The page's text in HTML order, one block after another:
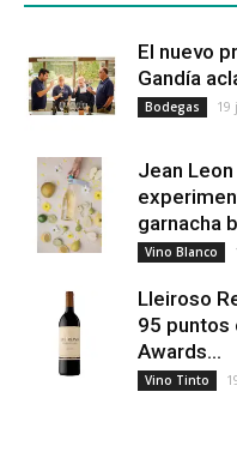
El nuevo
Gandía
Bodegas 19
Jean
garnacha
Vino Blanco
Lleiroso
95 puntos
Awards...
Vino Tinto